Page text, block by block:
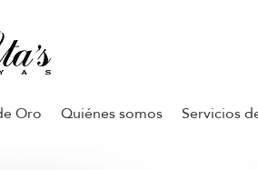
Oro Quiénes somos Servicios